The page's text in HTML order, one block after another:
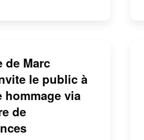
de Marc
le public à
hommage via
de